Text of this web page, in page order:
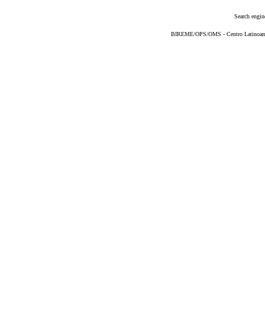
Search
BIREME/OPS/OMS - Centro